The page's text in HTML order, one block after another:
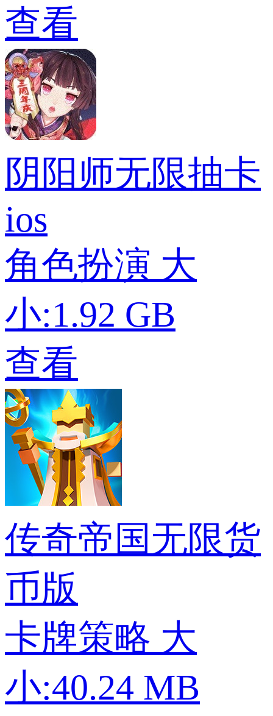
查看
阴阳师无限抽卡
ios
角色扮演 大
小:1.92 GB
查看
传奇帝国无限货
币版
卡牌策略 大
小:40.24 MB